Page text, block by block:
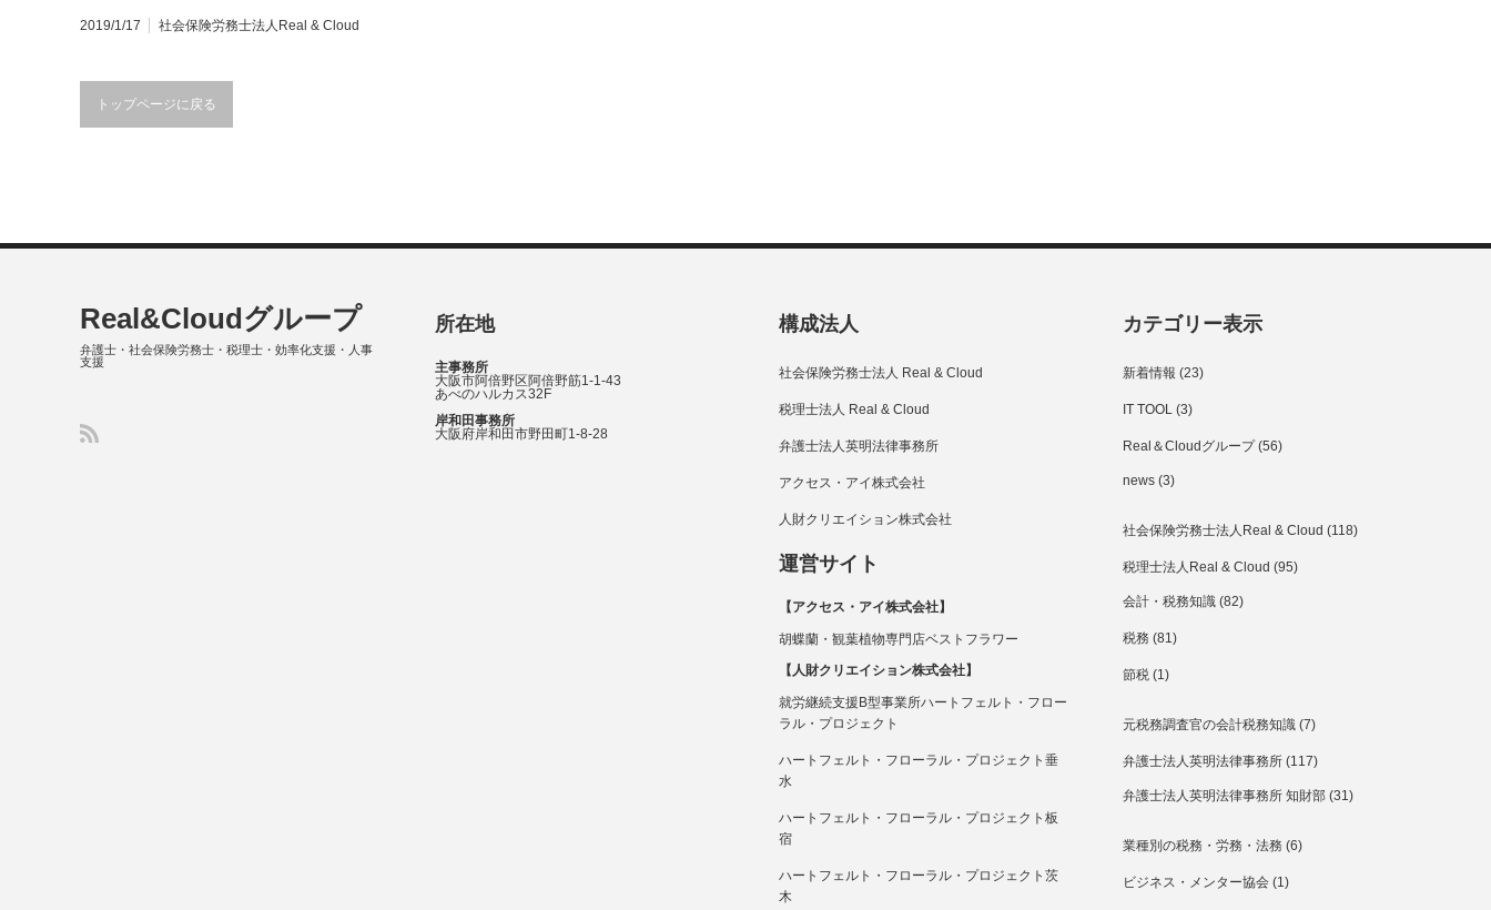
2019/1/17 社会保険労務士法人Real & Cloud
トップページに戻る
所在地
主事務所
大阪市阿倍野区阿倍野筋1-1-43
あべのハルカス32F
岸和田事務所
大阪府岸和田市野田町1-8-28
構成法人
社会保険労務士法人 Real & Cloud
税理士法人 Real & Cloud
弁護士法人英明法律事務所
アクセス・アイ株式会社
人財クリエイション株式会社
運営サイト
【アクセス・アイ株式会社】
胡蝶蘭・観葉植物専門店ベストフラワー
【人財クリエイション株式会社】
就労継続支援B型事業所ハートフェルト・フロー
ラル・プロジェクト
ハートフェルト・フローラル・プロジェクト垂
水
ハートフェルト・フローラル・プロジェクト板
宿
ハートフェルト・フローラル・プロジェクト茨
木
カテゴリー表示
新着情報 (23)
IT TOOL (3)
Real＆Cloudグループ(56)
news (3)
社会保険労務士法人Real & Cloud (118)
税理士法人Real & Cloud (95)
会計・税務知識 (82)
税務 (81)
節税 (1)
元税務調査官の会計税務知識 (7)
弁護士法人英明法律事務所 (117)
弁護士法人英明法律事務所 知財部 (31)
業種別の税務・労務・法務 (6)
ビジネス・メンター協会 (1)
Real&Cloudグループ
弁護士・社会保険労務士・税理士・効率化支援・人事
支援